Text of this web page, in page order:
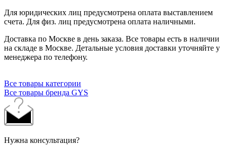
Для юридических лиц предусмотрена оплата выставлением
счета. Для физ. лиц предусмотрена оплата наличными.
Доставка по Москве в день заказа. Все товары есть в наличии
на складе в Москве. Детальные условия доставки уточняйте у
менеджера по телефону.
Все товары категории
Все товары бренда GYS
Нужна консультация?